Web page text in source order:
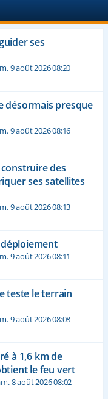
ses
9 août 2026 08:20
désormais presque
9 août 2026 08:16
des
ses satellites
9 août 2026 08:13
9 août 2026 08:11
teste le terrain
9 août 2026 08:08
à 1,6 km de
le feu vert
8 août 2026 08:02